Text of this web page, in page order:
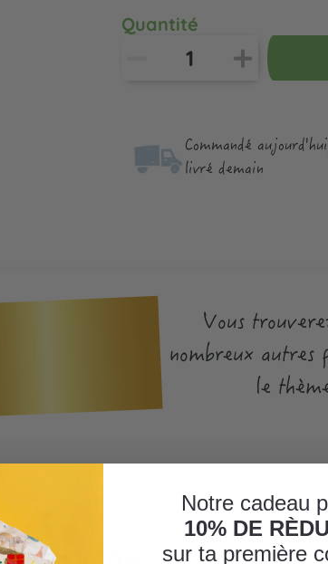
Quantité
Commandé
livré demain
Vous
nombreux autres
le
lettre "U" or, 1 pc."
Notre cadeau
10% DE
sur ta première